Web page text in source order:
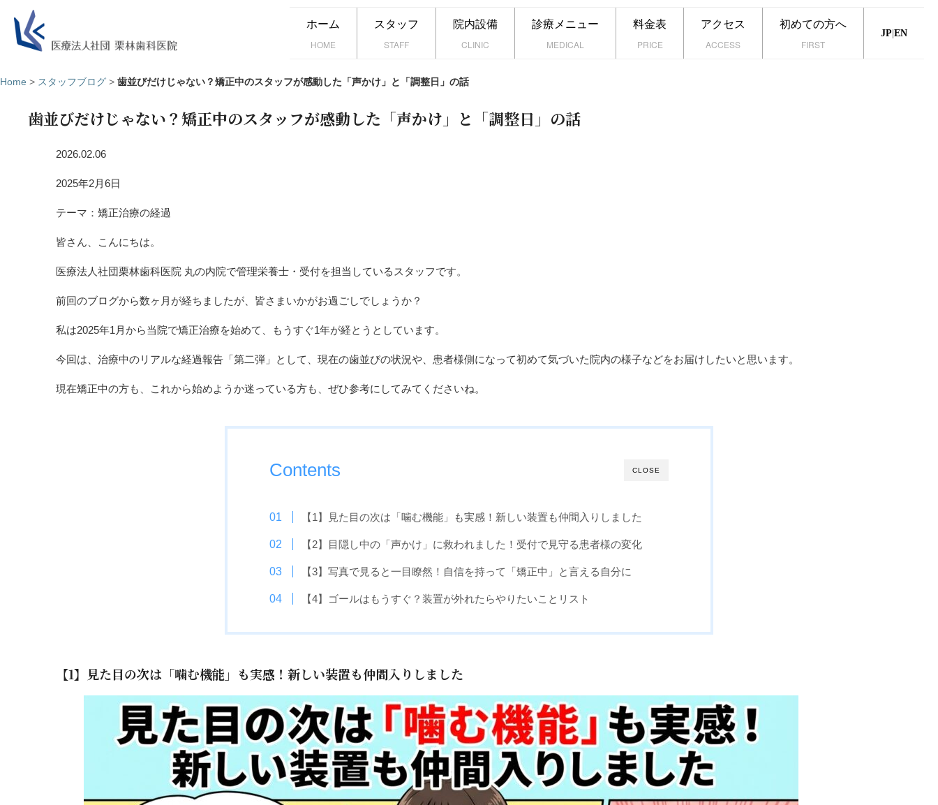
ホーム
HOME
スタッフ
STAFF
院内設備
CLINIC
診療メニュー
MEDICAL
料金表
PRICE
アクセス
ACCESS
初めての方へ
FIRST
JP|EN
Home > スタッフブログ > 歯並びだけじゃない？矯正中のスタッフが感動した「声かけ」と「調整日」の話
歯並びだけじゃない？矯正中のスタッフが感動した「声かけ」と「調整日」の話
2026.02.06
2025年2月6日
テーマ：矯正治療の経過
皆さん、こんにちは。
医療法人社団栗林歯科医院 丸の内院で管理栄養士・受付を担当しているスタッフです。
前回のブログから数ヶ月が経ちましたが、皆さまいかがお過ごしでしょうか？
私は2025年1月から当院で矯正治療を始めて、もうすぐ1年が経とうとしています。
今回は、治療中のリアルな経過報告「第二弾」として、現在の歯並びの状況や、患者様側になって初めて気づいた院内の様子などをお届けしたいと思います。
現在矯正中の方も、これから始めようか迷っている方も、ぜひ参考にしてみてくださいね。
CLOSE
Contents
【1】見た目の次は「噛む機能」も実感！新しい装置も仲間入りしました
【2】目隠し中の「声かけ」に救われました！受付で見守る患者様の変化
【3】写真で見ると一目瞭然！自信を持って「矯正中」と言える自分に
【4】ゴールはもうすぐ？装置が外れたらやりたいことリスト
【1】見た目の次は「噛む機能」も実感！新しい装置も仲間入りしました